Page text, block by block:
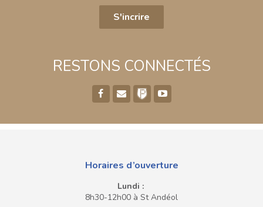
RESTONS CONNECTÉS
Horaires d’ouverture
Lundi :
8h30-12h00 à St Andéol